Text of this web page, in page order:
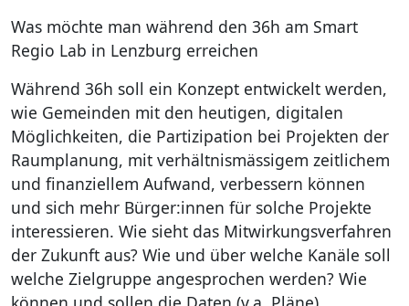
Was möchte man während den 36h am Smart
Regio Lab in Lenzburg erreichen
Während 36h soll ein Konzept entwickelt werden,
wie Gemeinden mit den heutigen, digitalen
Möglichkeiten, die Partizipation bei Projekten der
Raumplanung, mit verhältnismässigem zeitlichem
und finanziellem Aufwand, verbessern können
und sich mehr Bürger:innen für solche Projekte
interessieren. Wie sieht das Mitwirkungsverfahren
der Zukunft aus? Wie und über welche Kanäle soll
welche Zielgruppe angesprochen werden? Wie